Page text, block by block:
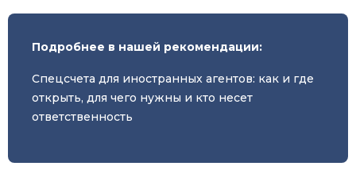
Подробнее в нашей рекомендации:
Спецсчета для иностранных агентов: как и где
открыть, для чего нужны и кто несет
ответственность